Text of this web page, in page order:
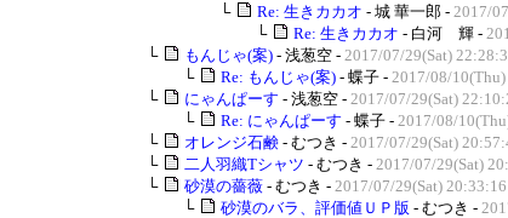
└
Re: 生きカカオ - 城 華一郎 - 2017/
└
Re: 生きカカオ - 白河 輝 -
└
もんじゃ(案) - 浅葱空 - 2017/07/29(Sat)
└
Re: もんじゃ(案) - 蝶子 - 2017/08/
└
にゃんぱーす - 浅葱空 - 2017/07/29(Sat)
└
Re: にゃんぱーす - 蝶子 - 2017/08/
└
オレンジ石鹸 - むつき - 2017/07/29(Sat)
└
二人羽織Tシャツ - むつき - 2017/07/29(Sat)
└
砂漠の薔薇 - むつき - 2017/07/29(Sat) 20:33:16
└
砂漠のバラ、評価値ＵＰ版 - むつき -